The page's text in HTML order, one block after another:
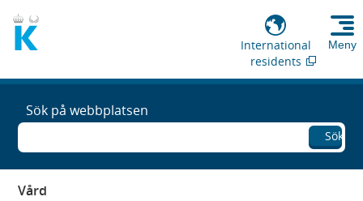
International
residents
Meny
Sök på webbplatsen
Sök
Vård